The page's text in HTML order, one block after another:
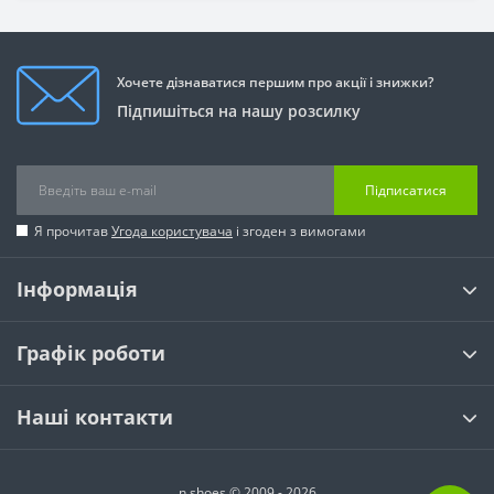
Хочете дізнаватися першим про акції і знижки?
Підпишіться на нашу розсилку
Підписатися
Я прочитавУгода користувача і згоден з вимогами
Інформація
Графік роботи
Наші контакти